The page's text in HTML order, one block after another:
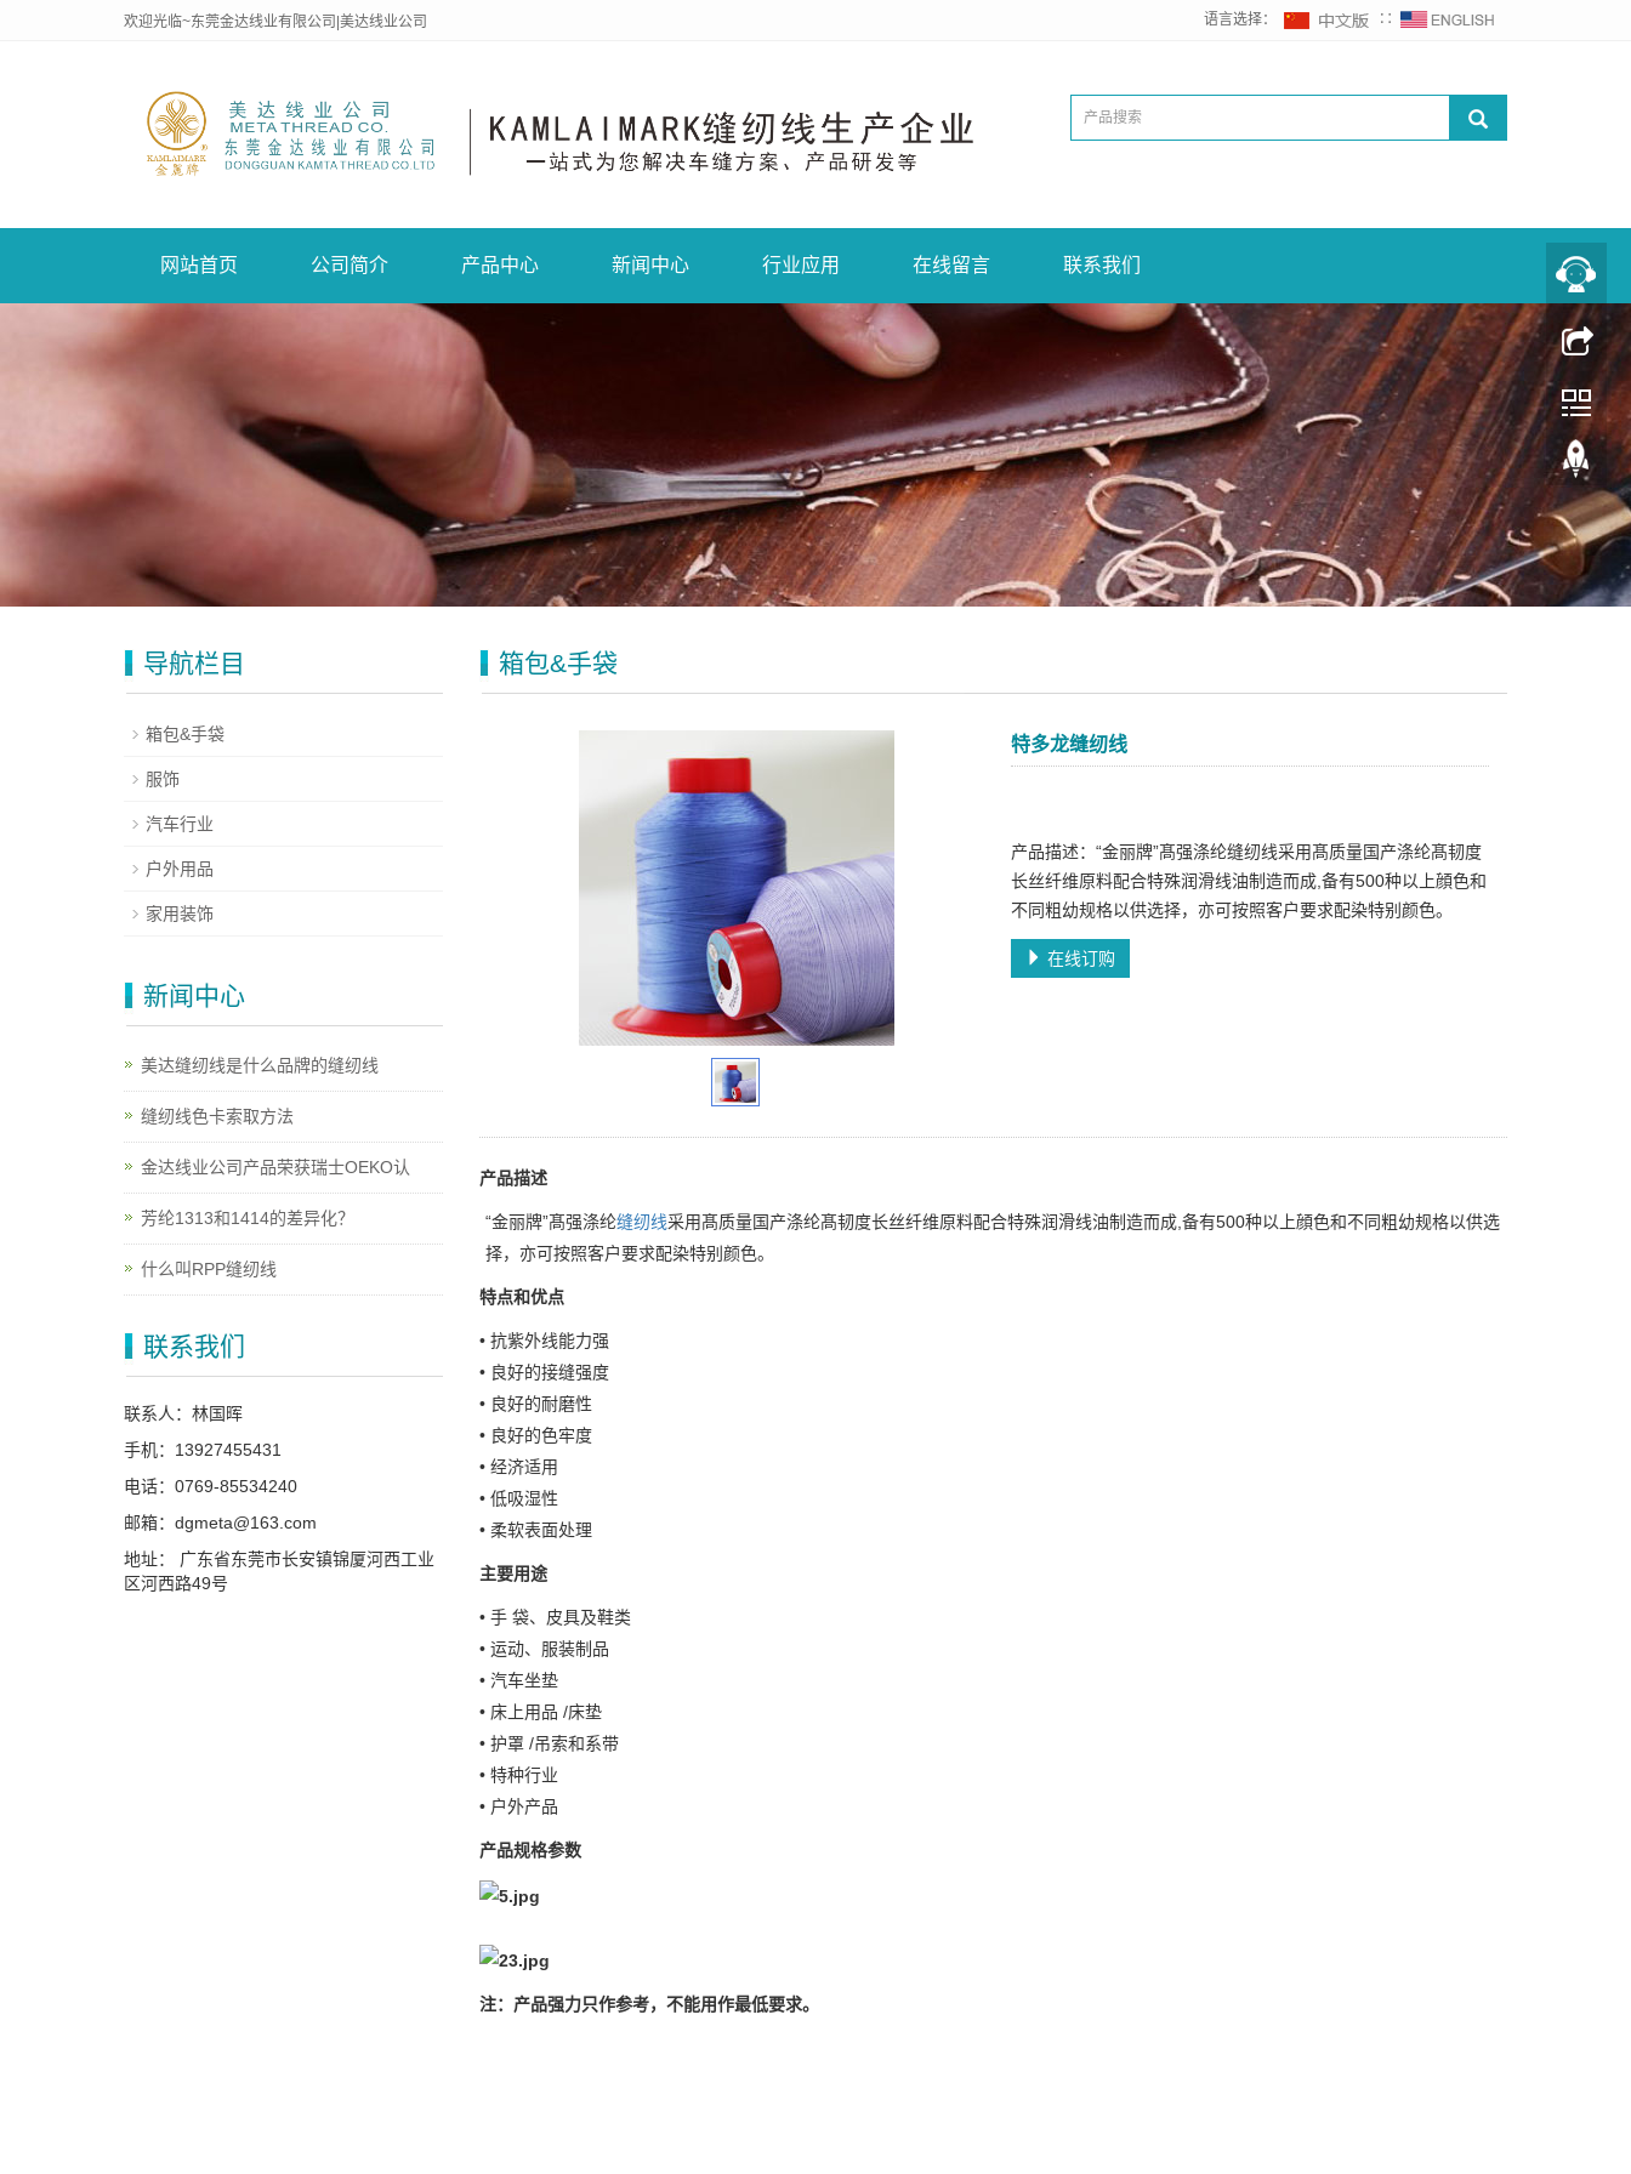
欢迎光临~东莞金达线业有限公司|美达线业公司 语言选择： ∷
网站首页 公司简介 产品中心 新闻中心 行业应用 在线留言 联系我们
箱包&手袋
特多龙缝纫线
产品描述：“金丽牌”髙强涤纶缝纫线采用髙质量国产涤纶髙韧度
长丝纤维原料配合特殊润滑线油制造而成,备有500种以上顔色和
不同粗幼规格以供选择，亦可按照客户要求配染特别颜色。
在线订购
产品描述
“金丽牌”髙强涤纶缝纫线采用髙质量国产涤纶髙韧度长丝纤维原料配合特殊润滑线油制造而成,备有500种以上顔色和不同粗幼规格以供选
择，亦可按照客户要求配染特别颜色。
特点和优点
• 抗紫外线能力强
• 良好的接缝强度
• 良好的耐磨性
• 良好的色牢度
• 经济适用
• 低吸湿性
• 柔软表面处理
主要用途
• 手 袋、皮具及鞋类
• 运动、服装制品
• 汽车坐垫
• 床上用品 /床垫
• 护罩 /吊索和系带
• 特种行业
• 户外产品
产品规格参数
注：产品强力只作参考，不能用作最低要求。
导航栏目
箱包&手袋
服饰
汽车行业
户外用品
家用装饰
新闻中心
美达缝纫线是什么品牌的缝纫线
缝纫线色卡索取方法
金达线业公司产品荣获瑞士OEKO认
芳纶1313和1414的差异化？
什么叫RPP缝纫线
联系我们
联系人：林国晖
手机：13927455431
电话：0769-85534240
邮箱：dgmeta@163.com
地址： 广东省东莞市长安镇锦厦河西工业
区河西路49号